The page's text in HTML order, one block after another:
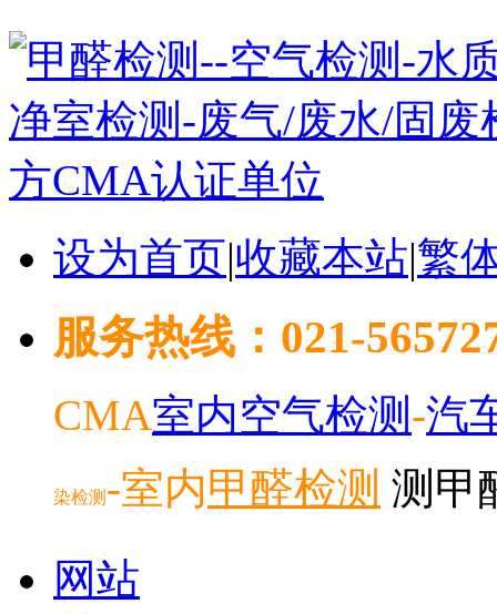
设为首页|收藏本站|繁
服务热线：021-
CMA室内空气检测 -汽
染检测 -室内甲醛检测 测甲
网站